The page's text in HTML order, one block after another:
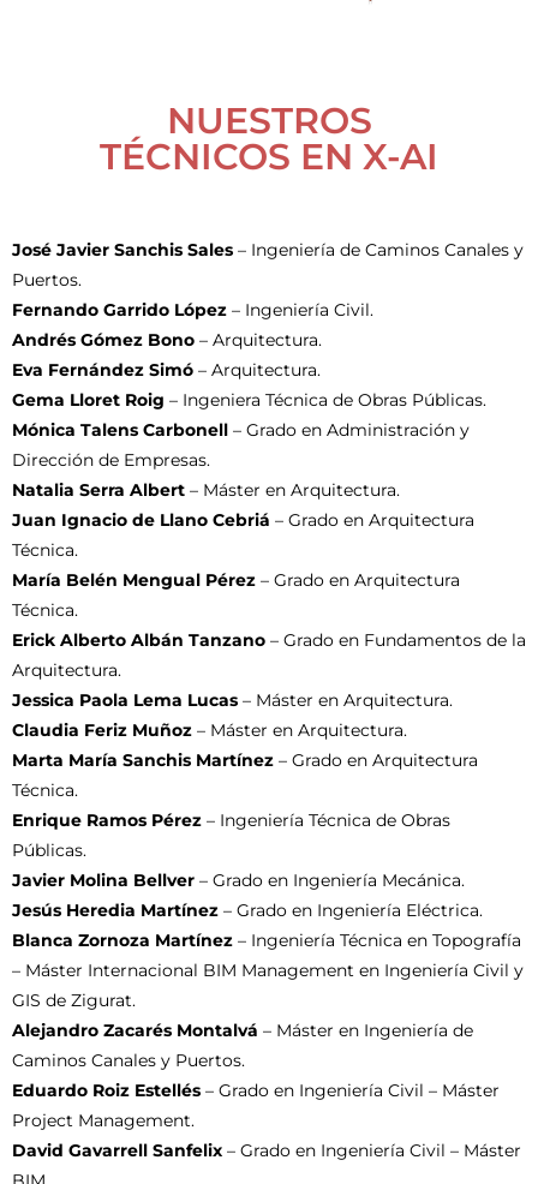
NUESTROS
TÉCNICOS EN X-AI
José Javier Sanchis Sales – Ingeniería de Caminos Canales y
Puertos.
Fernando Garrido López – Ingeniería Civil.
Andrés Gómez Bono – Arquitectura.
Eva Fernández Simó – Arquitectura.
Gema Lloret Roig – Ingeniera Técnica de Obras Públicas.
Mónica Talens Carbonell – Grado en Administración y
Dirección de Empresas.
Natalia Serra Albert – Máster en Arquitectura.
Juan Ignacio de Llano Cebriá – Grado en Arquitectura
Técnica.
María Belén Mengual Pérez – Grado en Arquitectura
Técnica.
Erick Alberto Albán Tanzano – Grado en Fundamentos de la
Arquitectura.
Jessica Paola Lema Lucas – Máster en Arquitectura.
Claudia Feriz Muñoz – Máster en Arquitectura.
Marta María Sanchis Martínez – Grado en Arquitectura
Técnica.
Enrique Ramos Pérez – Ingeniería Técnica de Obras
Públicas.
Javier Molina Bellver – Grado en Ingeniería Mecánica.
Jesús Heredia Martínez – Grado en Ingeniería Eléctrica.
Blanca Zornoza Martínez – Ingeniería Técnica en Topografía
– Máster Internacional BIM Management en Ingeniería Civil y
GIS de Zigurat.
Alejandro Zacarés Montalvá – Máster en Ingeniería de
Caminos Canales y Puertos.
Eduardo Roiz Estellés – Grado en Ingeniería Civil – Máster
Project Management.
David Gavarrell Sanfelix – Grado en Ingeniería Civil – Máster